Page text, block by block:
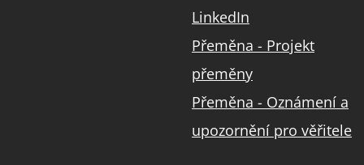
LinkedIn
Přeměna - Projekt
přeměny
Přeměna - Oznámení a
upozornění pro věřitele